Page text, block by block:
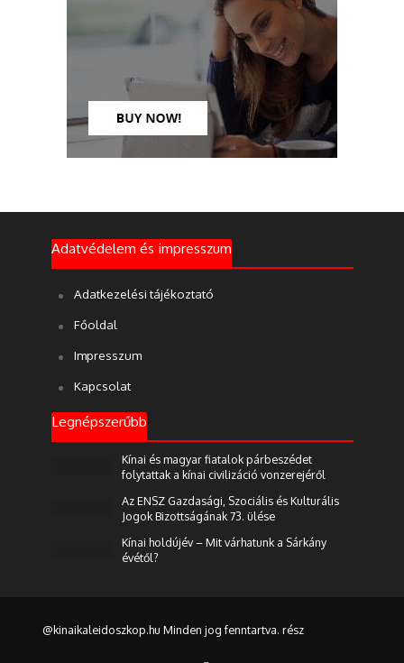
Adatvédelem és impresszum
Adatkezelési tájékoztató
Főoldal
Impresszum
Kapcsolat
Legnépszerűbb
Kínai és magyar fiatalok párbeszédet
folytattak a kínai civilizáció vonzerejéről
Az ENSZ Gazdasági, Szociális és Kulturális
Jogok Bizottságának 73. ülése
Kínai holdújév – Mit várhatunk a Sárkány
évétől?
@kinaikaleidoszkop.hu Minden jog fenntartva. rész